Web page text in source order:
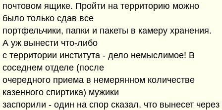
почтовом ящике. Пройти на территорию можно
было только сдав все
портфельчики, папки и пакеты в камеру хранения.
А уж вынести что-либо
с территории института - дело немыслимое! В
соседнем отделе (после
очередного приема в немерянном количестве
казенного спиртика) мужики
заспорили - один на спор сказал, что вынесет через